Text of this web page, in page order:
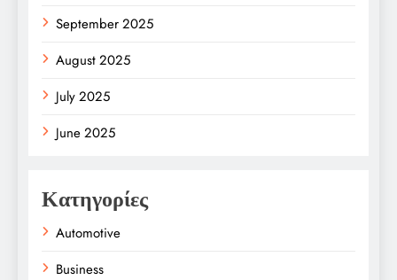
September 2025
August 2025
July 2025
June 2025
Κατηγορίες
Automotive
Business